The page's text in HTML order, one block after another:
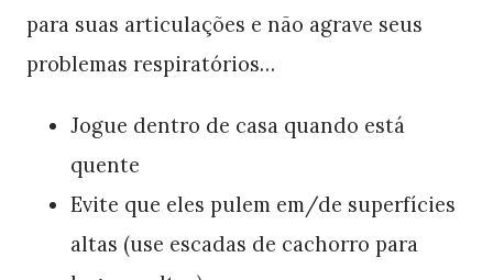
para suas articulações e não agrave seus
problemas respiratórios…
Jogue dentro de casa quando está
quente
Evite que eles pulem em/de superfícies
altas (use escadas de cachorro para